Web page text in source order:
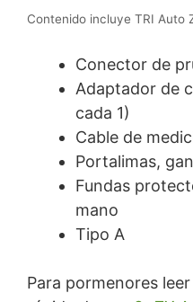
Contenido incluye TRI Auto
Conector de
Adaptador de
cada 1)
Cable de
Portalimas,
Fundas
mano
Tipo A
Para pormenores